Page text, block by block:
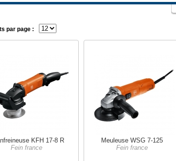
par page :
KFH 17-8 R
Fein france
Meuleuse WSG 7-125
Fein france